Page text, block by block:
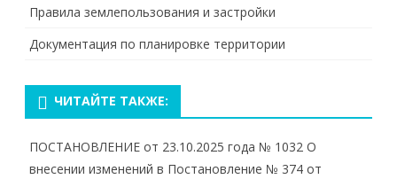
Правила землепользования и застройки
Документация по планировке территории
ЧИТАЙТЕ ТАКЖЕ:
ПОСТАНОВЛЕНИЕ от 23.10.2025 года № 1032 О
внесении изменений в Постановление № 374 от